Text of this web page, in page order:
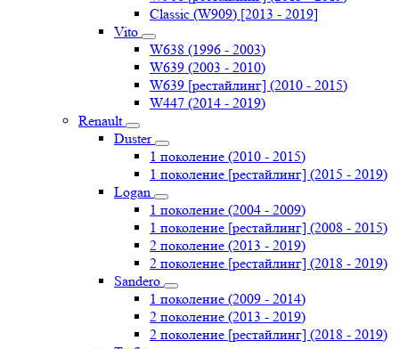
Classic (W909) [2013 - 2019]
Vito
W638 (1996 - 2003)
W639 (2003 - 2010)
W639 [рестайлинг] (2010 - 2015)
W447 (2014 - 2019)
Renault
Duster
1 поколение (2010 - 2015)
1 поколение [рестайлинг] (2015 - 2019)
Logan
1 поколение (2004 - 2009)
1 поколение [рестайлинг] (2008 - 2015)
2 поколение (2013 - 2019)
2 поколение [рестайлинг] (2018 - 2019)
Sandero
1 поколение (2009 - 2014)
2 поколение (2013 - 2019)
2 поколение [рестайлинг] (2018 - 2019)